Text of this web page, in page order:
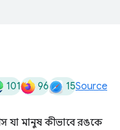
101 96 15Source
যা মানুষ কীভাবে রঙকে